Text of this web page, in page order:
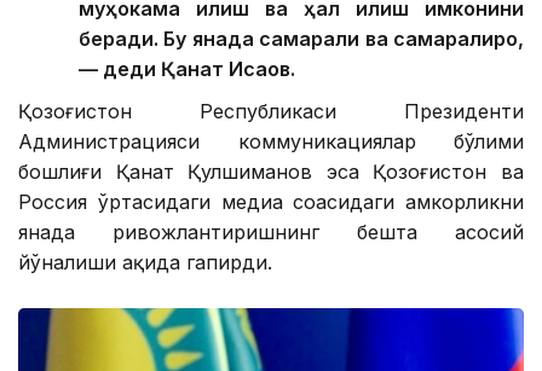
муҳокама қилиш ва ҳал қилиш имконини
беради. Бу янада самарали ва самаралироқ,
— деди Қанат Исқақов.
Қозоғистон Республикаси Президенти
Администрацияси коммуникациялар бўлими
бошлиғи Қанат Қулшиманов эса Қозоғистон ва
Россия ўртасидаги медиа соҳасидаги ҳамкорликни
янада ривожлантиришнинг бешта асосий
йўналиши ҳақида гапирди.